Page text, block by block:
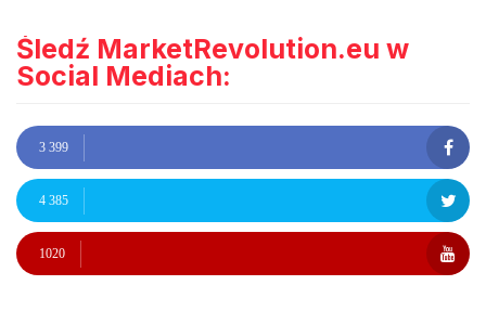
Śledź MarketRevolution.eu w
Social Mediach:
3 399
4 385
1020